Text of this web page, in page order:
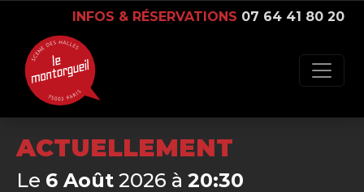
INFOS & RÉSERVATIONS 07 64 41 80 20
ACTUELLEMENT
Le 6 Août 2026 à 20:30